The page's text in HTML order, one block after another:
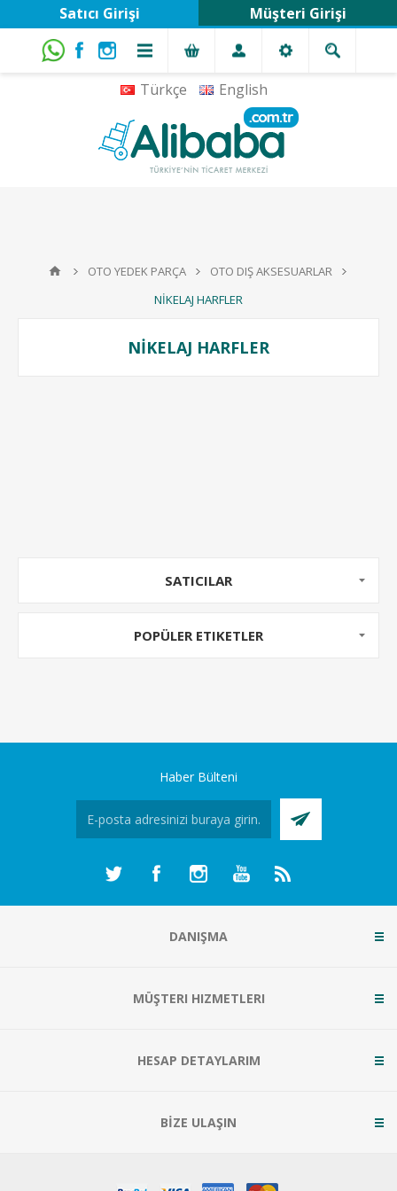
Türkçe English
Satıcı Girişi Müşteri Girişi
OTO YEDEK PARÇA
OTO DIŞ AKSESUARLAR
NİKELAJ HARFLER
NİKELAJ HARFLER
SATICILAR
POPÜLER ETIKETLER
Haber Bülteni
DANIŞMA
MÜŞTERI HIZMETLERI
HESAP DETAYLARIM
BİZE ULAŞIN